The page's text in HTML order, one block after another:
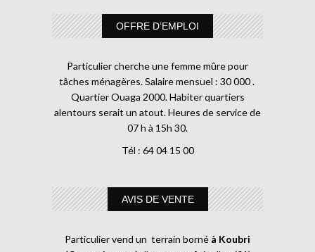
OFFRE D’EMPLOI
Particulier cherche une femme mûre pour
tâches ménagères. Salaire mensuel : 30 000 .
Quartier Ouaga 2000. Habiter quartiers
alentours serait un atout. Heures de service de
07 h à 15h 30.
Tél : 64 04 15 00
AVIS DE VENTE
Particulier vend un terrain borné à Koubri